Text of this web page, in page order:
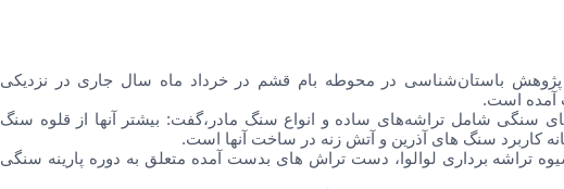
پژوهش باستان‌شناسی در محوطه بام قشم در خرداد ماه سال جاری در نزدیکی
آمده است.
شامل تراشه‌های ساده و انواع سنگ مادر،گفت: بیشتر آنها از قلوه سنگ
کاربرد سنگ های آذرین و آتش زنه در ساخت آنها است.
تراشه برداری لوالوا، دست تراش های بدست آمده متعلق به دوره پارینه سنگی